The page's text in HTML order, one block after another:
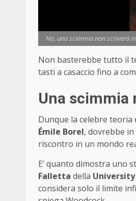
No, una scimmia non scriverà
Non basterebbe tutto il
tasti a casaccio fino a
Una scimmia
Dunque la celebre
Émile Borel, dovrebbe
riscontro in un mondo
E’ quanto dimostra uno
Falletta della
considera solo il limite